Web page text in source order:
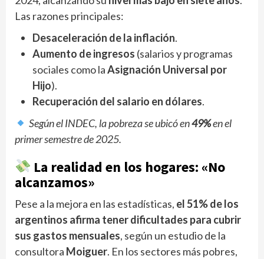
Las razones principales:
Desaceleración de la inflación.
Aumento de ingresos (salarios y programas
sociales como laAsignación Universal por
Hijo).
Recuperación del salario en dólares.
Según el INDEC, la pobreza se ubicó en49%en el
primer semestre de 2025.
La realidad en los hogares: «No
alcanzamos»
Pese a la mejora en las estadísticas, el 51% de los
argentinos afirma tener dificultades para cubrir
sus gastos mensuales, según un estudio de la
consultora Moiguer. En los sectores más pobres,